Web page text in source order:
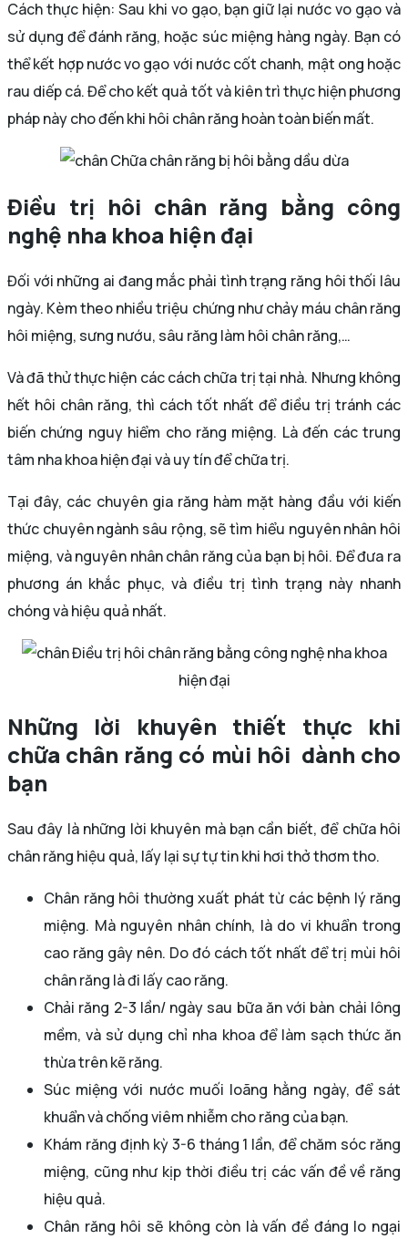
Cách thực hiện: Sau khi vo gạo, bạn giữ lại nước vo gạo và
sử dụng để đánh răng, hoặc súc miệng hàng ngày. Bạn có
thể kết hợp nước vo gạo với nước cốt chanh, mật ong hoặc
rau diếp cá. Để cho kết quả tốt và kiên trì thực hiện phương
pháp này cho đến khi hôi chân răng hoàn toàn biến mất.
Chữa chân răng bị hôi bằng dầu dừa
Điều trị hôi chân răng bằng công
nghệ nha khoa hiện đại
Đối với những ai đang mắc phải tình trạng răng hôi thối lâu
ngày. Kèm theo nhiều triệu chứng như chảy máu chân răng
hôi miệng, sưng nướu, sâu răng làm hôi chân răng,…
Và đã thử thực hiện các cách chữa trị tại nhà. Nhưng không
hết hôi chân răng, thì cách tốt nhất để điều trị tránh các
biến chứng nguy hiểm cho răng miệng. Là đến các trung
tâm nha khoa hiện đại và uy tín để chữa trị.
Tại đây, các chuyên gia răng hàm mặt hàng đầu với kiến
thức chuyên ngành sâu rộng, sẽ tìm hiểu nguyên nhân hôi
miệng, và nguyên nhân chân răng của bạn bị hôi. Để đưa ra
phương án khắc phục, và điều trị tình trạng này nhanh
chóng và hiệu quả nhất.
Điều trị hôi chân răng bằng công nghệ nha khoa
hiện đại
Những lời khuyên thiết thực khi
chữa chân răng có mùi hôi dành cho
bạn
Sau đây là những lời khuyên mà bạn cần biết, để chữa hôi
chân răng hiệu quả, lấy lại sự tự tin khi hơi thở thơm tho.
Chân răng hôi thường xuất phát từ các bệnh lý răng
miệng. Mà nguyên nhân chính, là do vi khuẩn trong
cao răng gây nên. Do đó cách tốt nhất để trị mùi hôi
chân răng là đi lấy cao răng.
Chải răng 2-3 lần/ ngày sau bữa ăn với bàn chải lông
mềm, và sử dụng chỉ nha khoa để làm sạch thức ăn
thừa trên kẽ răng.
Súc miệng với nước muối loãng hằng ngày, để sát
khuẩn và chống viêm nhiễm cho răng của bạn.
Khám răng định kỳ 3-6 tháng 1 lần, để chăm sóc răng
miệng, cũng như kịp thời điều trị các vấn đề về răng
hiệu quả.
Chân răng hôi sẽ không còn là vấn đề đáng lo ngại